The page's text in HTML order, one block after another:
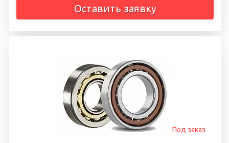
Оставить заявку
Под заказ